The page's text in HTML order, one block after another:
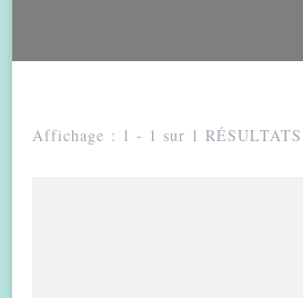
Affichage : 1 - 1 sur 1 RÉSULTATS